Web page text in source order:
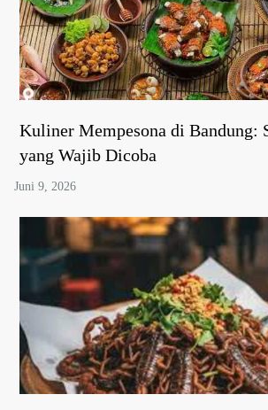
Kuliner Mempesona di Bandung:
yang Wajib Dicoba